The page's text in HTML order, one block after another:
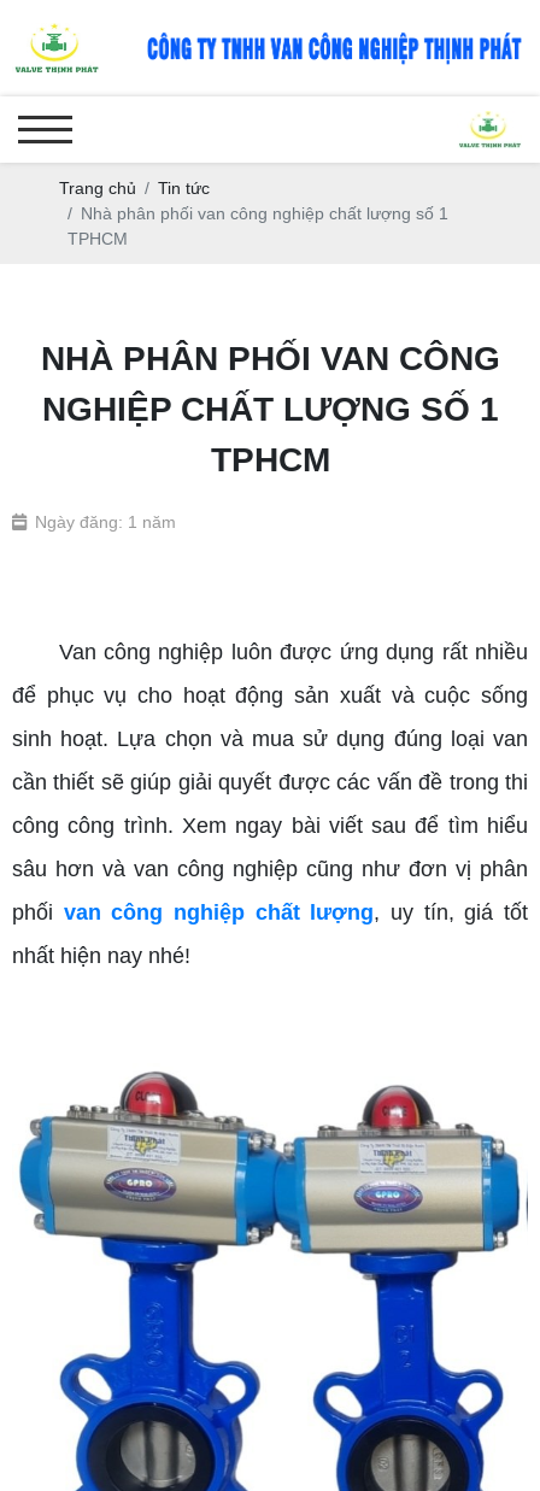
Trang chủ
Tin tức
Nhà phân phối van công nghiệp chất lượng số 1
TPHCM
NHÀ PHÂN PHỐI VAN CÔNG
NGHIỆP CHẤT LƯỢNG SỐ 1
TPHCM
Ngày đăng: 1 năm
Van công nghiệp luôn được ứng dụng rất nhiều
để phục vụ cho hoạt động sản xuất và cuộc sống
sinh hoạt. Lựa chọn và mua sử dụng đúng loại van
cần thiết sẽ giúp giải quyết được các vấn đề trong thi
công công trình. Xem ngay bài viết sau để tìm hiểu
sâu hơn và van công nghiệp cũng như đơn vị phân
phối van công nghiệp chất lượng, uy tín, giá tốt
nhất hiện nay nhé!